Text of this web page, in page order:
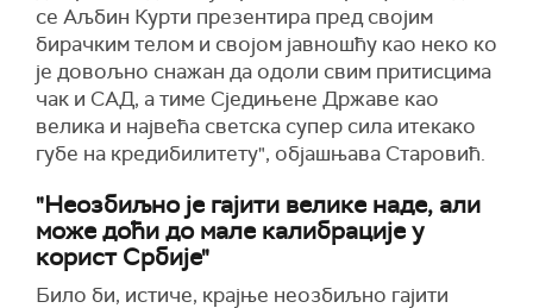
се Аљбин Курти презентира пред својим
бирачким телом и својом јавношћу као неко ко
је довољно снажан да одоли свим притисцима
чак и САД, а тиме Сједињене Државе као
велика и највећа светска супер сила итекако
губе на кредибилитету", објашњава Старовић.
"Неозбиљно је гајити велике наде, али
може доћи до мале калибрације у
корист Србије"
Било би, истиче, крајње неозбиљно гајити